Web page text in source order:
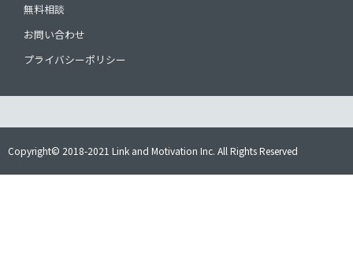
無料相談
お問い合わせ
プライバシーポリシー
Copyright© 2018-2021 Link and Motivation Inc. All Rights Reserved